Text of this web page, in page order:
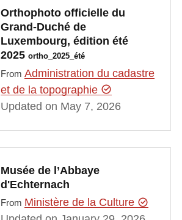
Orthophoto officielle du
Grand-Duché de
Luxembourg, édition été
2025 ortho_2025_été
From Administration du cadastre
et de la topographie
Updated on May 7, 2026
Musée de l’Abbaye
d'Echternach
From Ministère de la Culture